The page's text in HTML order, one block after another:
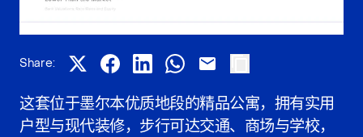
Share:
这套位于墨尔本优质地段的精品公寓，拥有实用
户型与现代装修，步行可达交通、商场与学校，